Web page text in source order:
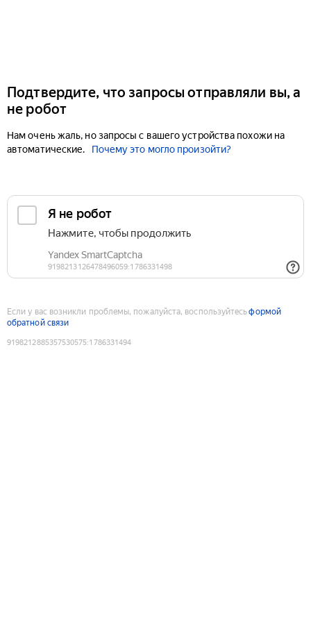
Подтвердите, что запросы отправляли вы, а
не робот
Нам очень жаль, но запросы с вашего устройства похожи на
автоматические.
Почему это могло произойти?
Если у вас возникли проблемы, пожалуйста, воспользуйтесьформой
обратной связи
9198212885357530575:1786331494